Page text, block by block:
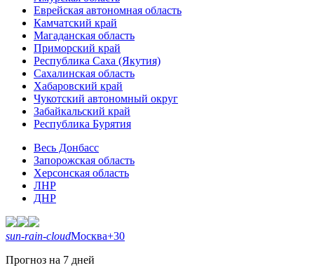
Еврейская автономная область
Камчатский край
Магаданская область
Приморский край
Республика Саха (Якутия)
Сахалинская область
Хабаровский край
Чукотский автономный округ
Забайкальский край
Республика Бурятия
Весь Донбасс
Запорожская область
Херсонская область
ЛНР
ДНР
sun-rain-cloudМосква+30
Прогноз на 7 дней